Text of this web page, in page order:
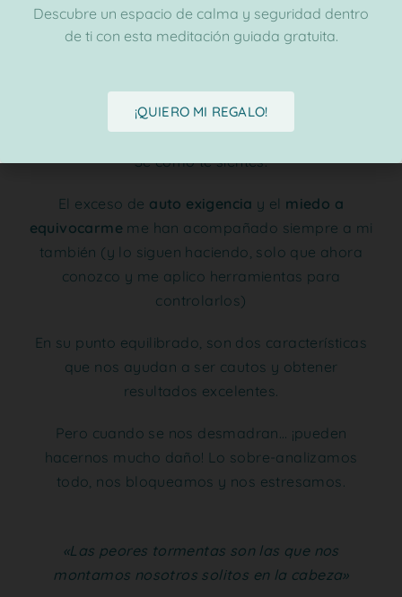
Sé como te sientes.
El exceso de auto exigencia y el miedo a
equivocarme me han acompañado siempre a mi
también (y lo siguen haciendo, solo que ahora
conozco y me aplico herramientas para
controlarlos)
En su punto equilibrado, son dos características
que nos ayudan a ser cautos y obtener
resultados excelentes.
Pero cuando se nos desmadran… ¡pueden
hacernos mucho daño! Lo sobre-analizamos
todo, nos bloqueamos y nos estresamos.
«Las peores tormentas son las que nos
montamos nosotros solitos en la cabeza»
Descubre un espacio de calma y seguridad dentro
de ti con esta meditación guiada gratuita.
¡QUIERO MI REGALO!